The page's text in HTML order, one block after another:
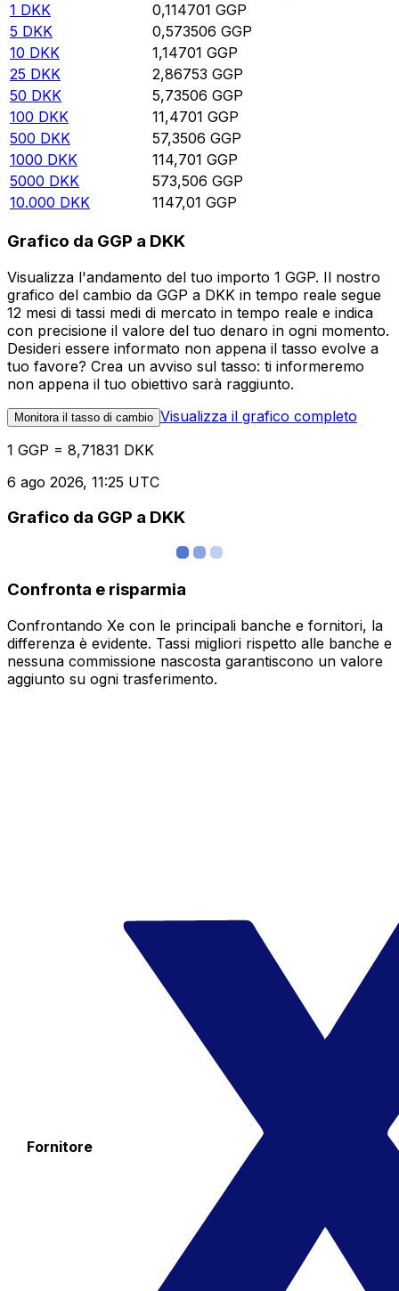
1 DKK 0,114701 GGP
5 DKK 0,573506 GGP
10 DKK 1,14701 GGP
25 DKK 2,86753 GGP
50 DKK 5,73506 GGP
100 DKK 11,4701 GGP
500 DKK 57,3506 GGP
1000 DKK 114,701 GGP
5000 DKK 573,506 GGP
10.000 DKK 1147,01 GGP
Grafico da GGP a DKK
Visualizza l'andamento del tuo importo 1 GGP. Il nostro
grafico del cambio da GGP a DKK in tempo reale segue
12 mesi di tassi medi di mercato in tempo reale e indica
con precisione il valore del tuo denaro in ogni momento.
Desideri essere informato non appena il tasso evolve a
tuo favore? Crea un avviso sul tasso: ti informeremo
non appena il tuo obiettivo sarà raggiunto.
Monitora il tasso di cambio Visualizza il grafico completo
1 GGP = 8,71831 DKK
6 ago 2026, 11:25 UTC
Grafico da GGP a DKK
Confronta e risparmia
Confrontando Xe con le principali banche e fornitori, la
differenza è evidente. Tassi migliori rispetto alle banche e
nessuna commissione nascosta garantiscono un valore
aggiunto su ogni trasferimento.
Fornitore